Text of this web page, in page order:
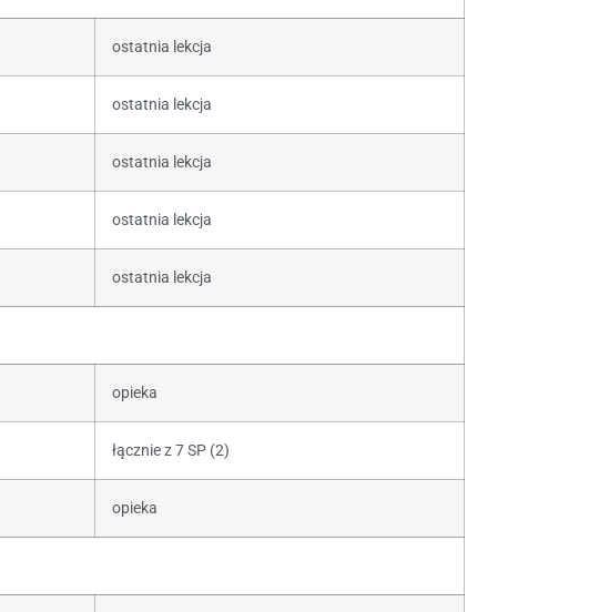
ostatnia lekcja
ostatnia lekcja
ostatnia lekcja
ostatnia lekcja
ostatnia lekcja
opieka
łącznie z 7 SP (2)
opieka